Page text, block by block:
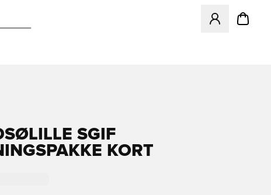
Åbner en
SGIF
KORT